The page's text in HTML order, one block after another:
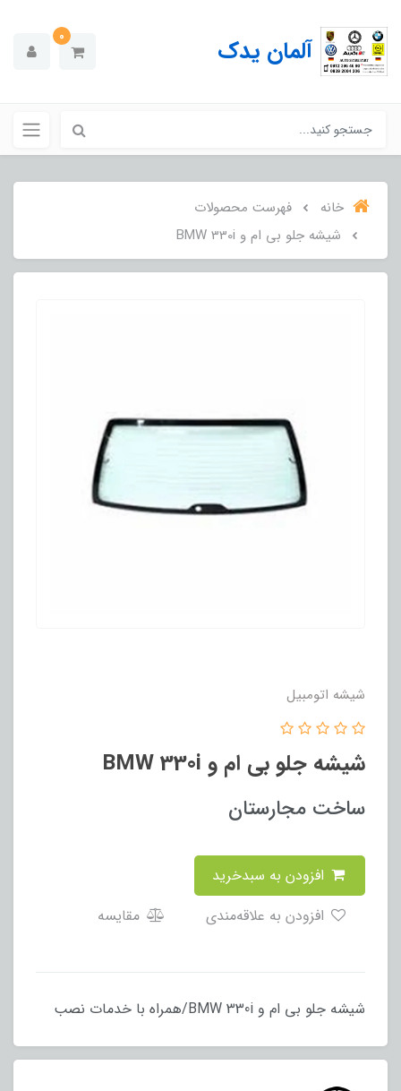
آلمان یدک 0
خانه
فهرست محصولات
شیشه جلو بی ام و BMW 330i
شیشه اتومبیل
شیشه جلو بی ام و BMW 330i
ساخت مجارستان
مقایسه
شیشه جلو بی ام و BMW 330i/همراه با خدمات نصب